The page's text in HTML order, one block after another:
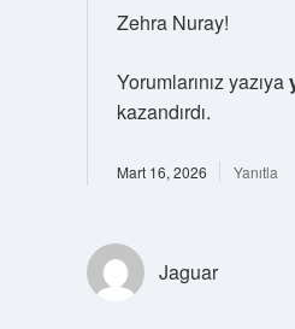
Zehra Nuray!
Yorumlarınız yazıya
kazandırdı.
Mart 16, 2026 Yanıtla
Jaguar